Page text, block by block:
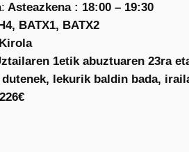
Asteazkena : 18:00 – 19:30
BATX1, BATX2
Kirola
1etik abuztuaren 23ra
dutenek, lekurik baldin bada,
226€